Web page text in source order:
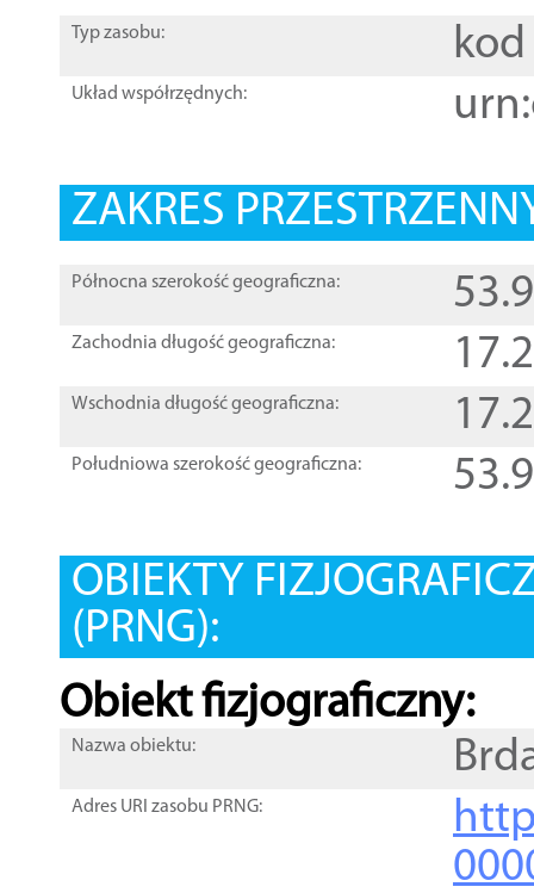
Typ zasobu: kod
Układ współrzędnych:
ZAKRES
Północna szerokość geograficzna:
Zachodnia długość geograficzna:
Wschodnia długość geograficzna:
Południowa szerokość geograficzna:
OBIEKTY
(PRNG):
Obiekt fizjograficzny:
Nazwa obiektu:
Adres URI zasobu PRNG: